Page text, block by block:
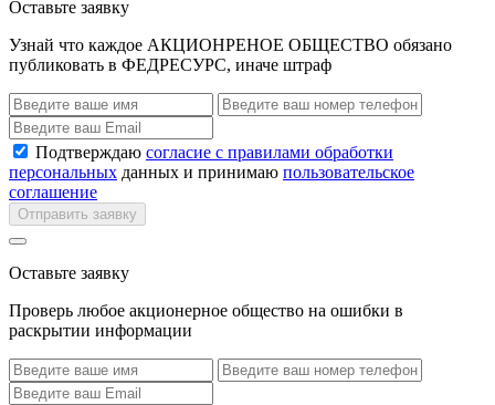
Оставьте заявку
Узнай что каждое АКЦИОНРЕНОЕ ОБЩЕСТВО обязано
публиковать в ФЕДРЕСУРС, иначе штраф
Подтверждаю согласие с правилами обработки
персональных данных и принимаю пользовательское
соглашение
Отправить заявку
Оставьте заявку
Проверь любое акционерное общество на ошибки в
раскрытии информации